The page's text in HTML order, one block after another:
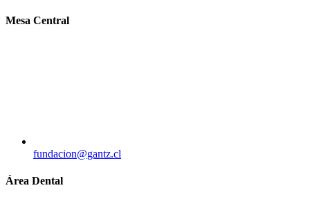
Mesa Central
fundacion@gantz.cl
Área Dental